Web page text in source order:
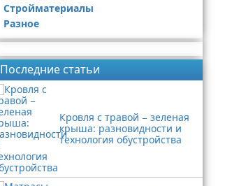
Стройматериалы
Разное
Последние статьи
Кровля с травой − зеленая
крыша: разновидности и
технология обустройства